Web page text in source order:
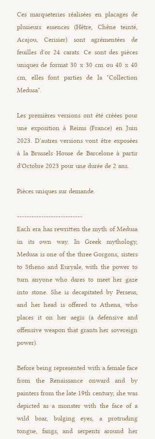
Ces marqueteries réalisées en placages de
plusieurs essences (Hêtre, Chêne teinté,
Acajou, Cerisier) sont agrémentées de
feuilles d'or 24 carats. Ce sont des pièces
uniques de format 30 x 30 cm ou 40 x 40
cm, elles font parties de la "Collection
Medusa".
Les premières versions ont été créées pour
une exposition à Reims (France) en Juin
2023. D'autres versions vont être exposées
à la Brussels House de Barcelone à partir
d'Octobre 2023 pour une durée de 2 ans.
Pièces uniques sur demande.
---------------------------
Each era has rewritten the myth of Medusa
in its own way. In Greek mythology,
Medusa is one of the three Gorgons, sisters
to Stheno and Euryale, with the power to
turn anyone who dares to meet her gaze
into stone. She is decapitated by Perseus,
and her head is offered to Athena, who
places it on her aegis (a defensive and
offensive weapon that grants her sovereign
power).
Before being represented with a female face
from the Renaissance onward and by
painters from the late 19th century, she was
depicted as a monster with the face of a
wild boar, bulging eyes, a protruding
tongue, fangs, and serpents around her